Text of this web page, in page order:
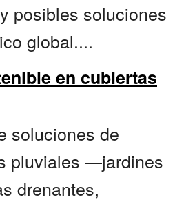
posibles soluciones
global....
en cubiertas
soluciones de
pluviales —jardines
drenantes,